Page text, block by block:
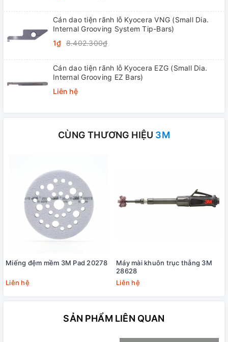
Cán dao tiện rãnh lỗ Kyocera VNG (Small Dia.
Internal Grooving System Tip-Bars)
1₫ 8.402.300₫
Cán dao tiện rãnh lỗ Kyocera EZG (Small Dia.
Internal Grooving EZ Bars)
Liên hệ
CÙNG THƯƠNG HIỆU 3M
Miếng đệm mềm 3M Pad 20278
Liên hệ
Máy mài khuôn trục thẳng 3M
28628
Liên hệ
SẢN PHẨM LIÊN QUAN